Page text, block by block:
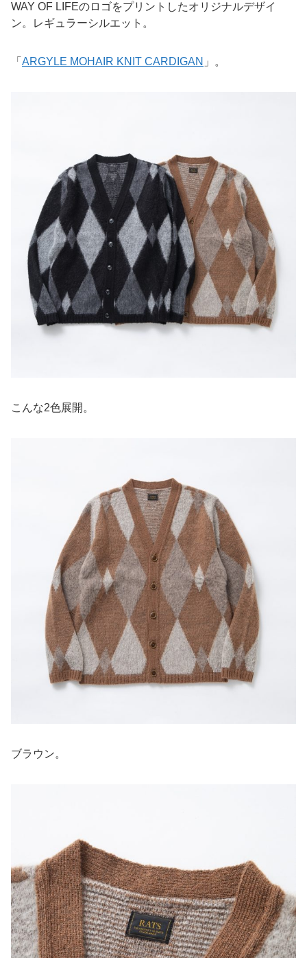
WAY OF LIFEのロゴをプリントしたオリジナルデザイ
ン。レギュラーシルエット。
「 ARGYLE MOHAIR KNIT CARDIGAN 」。
こんな2色展開。
ブラウン。